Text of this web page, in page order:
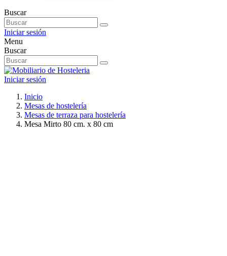
Buscar
Iniciar sesión
Menu
Buscar
Iniciar sesión
Inicio
Mesas de hostelería
Mesas de terraza para hostelería
Mesa Mirto 80 cm. x 80 cm